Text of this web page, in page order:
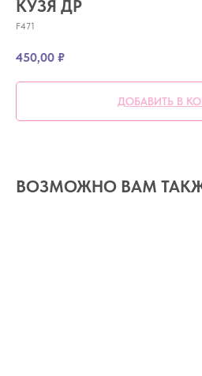
КУЗЯ ДР
F471
450,00 ₽
ДОБАВИТЬ В
ВОЗМОЖНО ВАМ